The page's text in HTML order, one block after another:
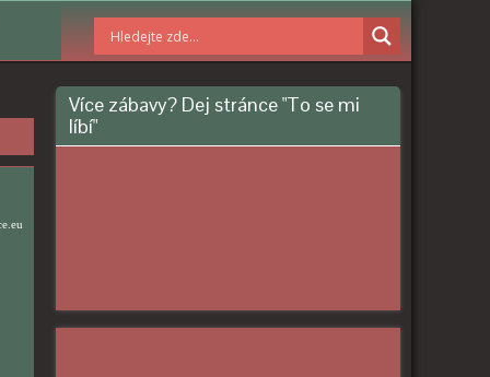
Více zábavy? Dej stránce "To se mi
líbí"